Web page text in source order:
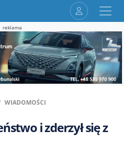
reklama
WIADOMOŚCI
i zderzył się z